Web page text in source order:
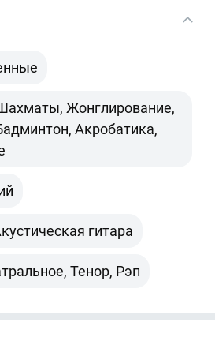
Жонглирование,
Акробатика,
гитара
Тенор, Рэп